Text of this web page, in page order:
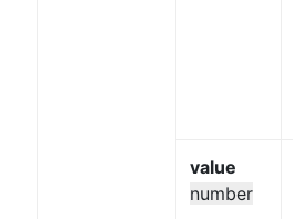
value
number